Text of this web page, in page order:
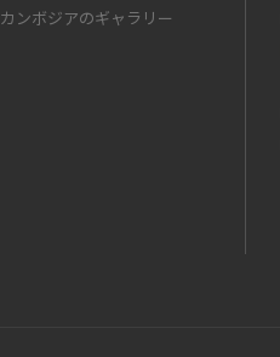
カンボジアのギャラリー